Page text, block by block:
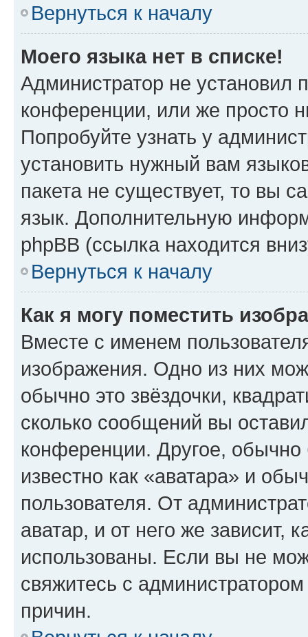
Вернуться к началу
Моего языка нет в списке!
Администратор не установил
конференции, или же просто
Попробуйте узнать у
установить нужный вам
пакета не существует, то вы
язык. Дополнительную
phpBB (ссылка находится
Вернуться к началу
Как я могу поместить
Вместе с именем
изображения. Одно из них
обычно это звёздочки,
сколько сообщений вы
конференции. Другое,
известно как «аватара» и
пользователя. От
аватар, и от него же зависит,
использованы. Если вы не
свяжитесь с
причин.